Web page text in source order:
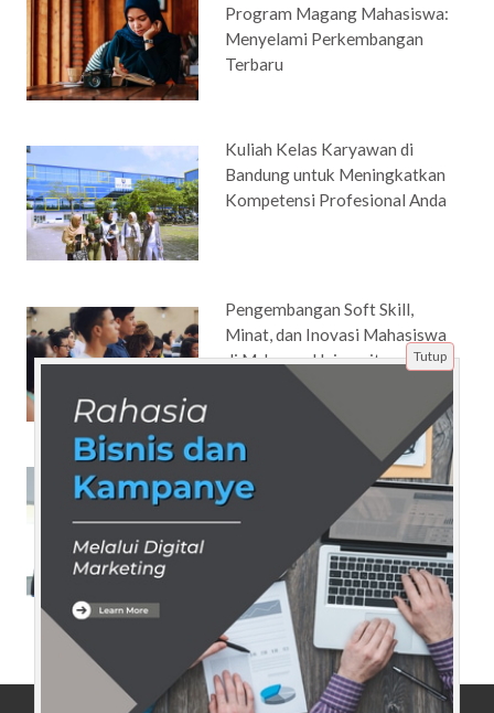
Program Magang Mahasiswa:
Menyelami Perkembangan
Terbaru
Kuliah Kelas Karyawan di
Bandung untuk Meningkatkan
Kompetensi Profesional Anda
Pengembangan Soft Skill,
Minat, dan Inovasi Mahasiswa
di Ma'soem University
Apa yang Dipelajari di Jurusan
Teknik Industri Agar Lulusan
Mampu Mengelola Proyek
Tutup